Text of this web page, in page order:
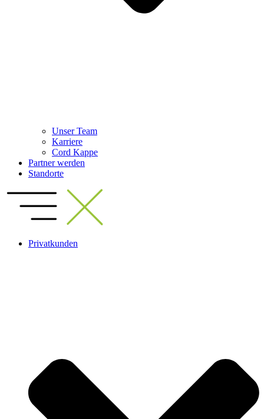
Unser Team
Karriere
Cord Kappe
Partner werden
Standorte
Privatkunden